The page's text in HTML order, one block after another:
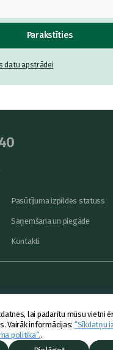
lai padarītu mūsu vietni
Vairāk informācijas: “Sīkdatņu
politika”..
Parakstīties
datu apstrādei
Pasūtījuma izpildes statuss
Saņemšana un piegāde
Kontakti